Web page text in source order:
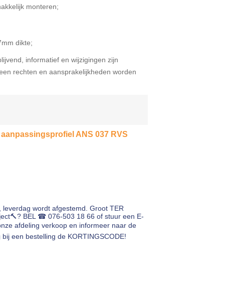
monteren;
dikte;
informatief en wijzigingen zijn
rechten en aansprakelijkheden worden
ANS 037 RVS
leverdag wordt afgestemd. Groot TER
BEL ☎ 076-503 18 66 of stuur een E-
afdeling verkoop en informeer naar de
een bestelling de KORTINGSCODE!